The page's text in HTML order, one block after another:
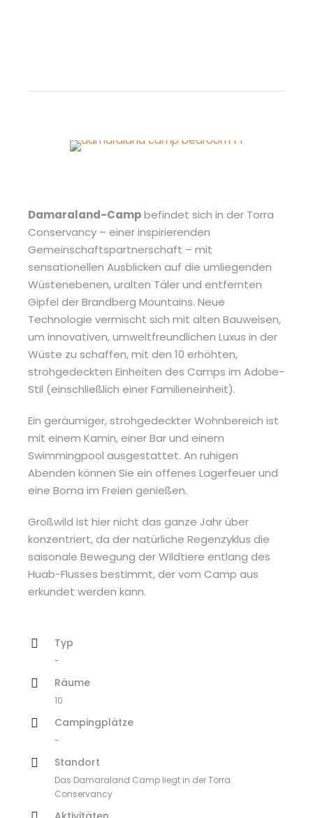
Damaraland-Campbefindet sich in der Torra
Conservancy – einer inspirierenden
Gemeinschaftspartnerschaft – mit
sensationellen Ausblicken auf die umliegenden
Wüstenebenen, uralten Täler und entfernten
Gipfel der Brandberg Mountains. Neue
Technologie vermischt sich mit alten Bauweisen,
um innovativen, umweltfreundlichen Luxus in der
Wüste zu schaffen, mit den 10 erhöhten,
strohgedeckten Einheiten des Camps im Adobe-
Stil (einschließlich einer Familieneinheit).
Ein geräumiger, strohgedeckter Wohnbereich ist
mit einem Kamin, einer Bar und einem
Swimmingpool ausgestattet. An ruhigen
Abenden können Sie ein offenes Lagerfeuer und
eine Boma im Freien genießen.
Großwild ist hier nicht das ganze Jahr über
konzentriert, da der natürliche Regenzyklus die
saisonale Bewegung der Wildtiere entlang des
Huab-Flusses bestimmt, der vom Camp aus
erkundet werden kann.
Typ
-
Räume
10
Campingplätze
-
Standort
Das Damaraland Camp liegt in der Torra
Conservancy